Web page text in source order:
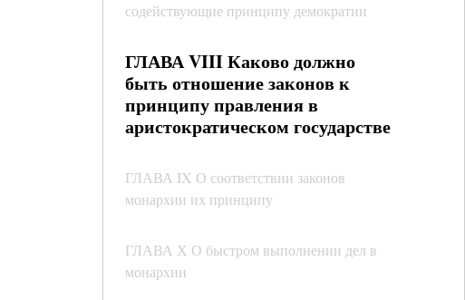
содействующие принципу демократии
ГЛАВА VIII Каково должно
быть отношение законов к
принципу правления в
аристократическом государстве
ГЛАВА IX О соответствии законов
монархии их принципу
ГЛАВА Х О быстром выполнении дел в
монархии